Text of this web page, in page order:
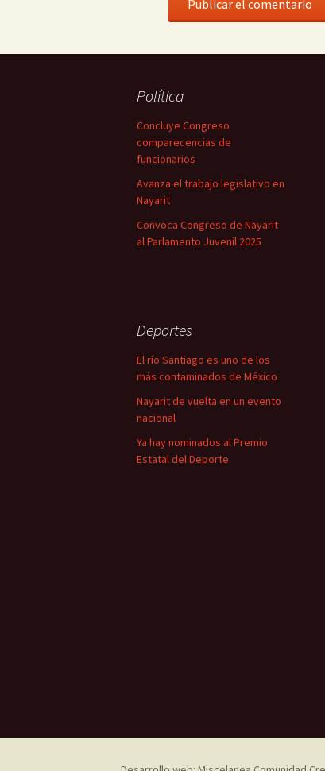
Política
Concluye Congreso
comparecencias de
funcionarios
Avanza el trabajo legislativo en
Nayarit
Convoca Congreso de Nayarit
al Parlamento Juvenil 2025
Deportes
El río Santiago es uno de los
más contaminados de México
Nayarit de vuelta en un evento
nacional
Ya hay nominados al Premio
Estatal del Deporte